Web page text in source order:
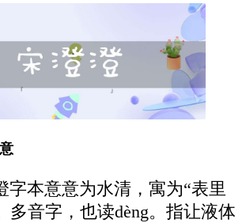
字本意意为水清，寓为“表里
多音字，也读dèng。指让液体